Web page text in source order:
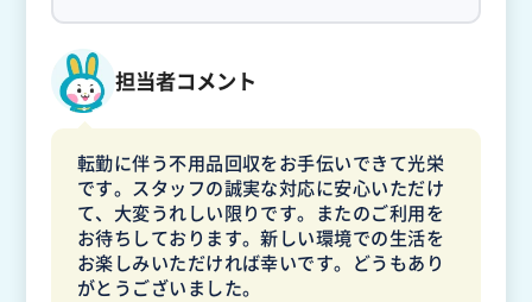
担当者コメント
転勤に伴う不用品回収をお手伝いできて光栄
です。スタッフの誠実な対応に安心いただけ
て、大変うれしい限りです。またのご利用を
お待ちしております。新しい環境での生活を
お楽しみいただければ幸いです。どうもあり
がとうございました。